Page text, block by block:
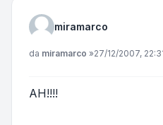
miramarco
Messaggio
da miramarco »27/12/2007,
AH!!!!